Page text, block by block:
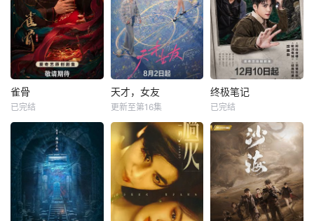
雀骨
已完结
天才，女友
更新至第16集
终极笔记
已完结